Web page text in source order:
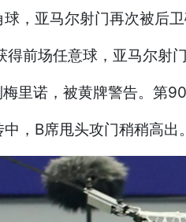
，亚马尔射门再次被后
前场任意球，亚马尔射
里诺，被黄牌警告。第
，B席甩头攻门稍稍高